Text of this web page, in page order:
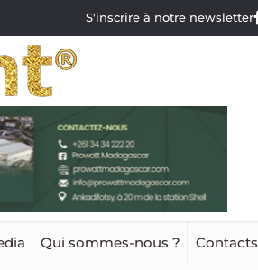
S'inscrire à notre newsletter
Qui sommes-nous ? Contacts